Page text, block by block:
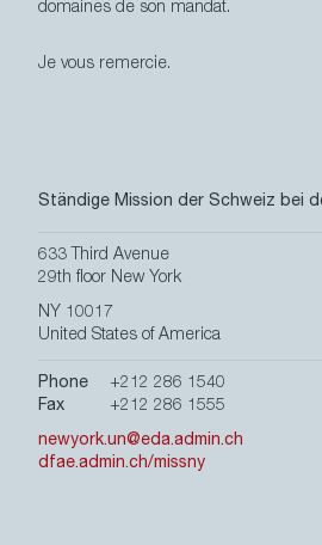
domaines de son mandat.
Je vous remercie.
Ständige Mission der Schweiz bei
633 Third Avenue
29th floor New York
NY 10017
United States of America
Phone
+212 286 1540
Fax
+212 286 1555
newyork.un@eda.admin.ch
dfae.admin.ch/missny